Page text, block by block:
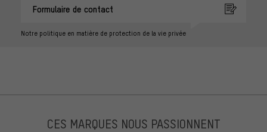
Formulaire de contact
Notre politique en matière de protection de la vie privée
CES MARQUES NOUS PASSIONNENT